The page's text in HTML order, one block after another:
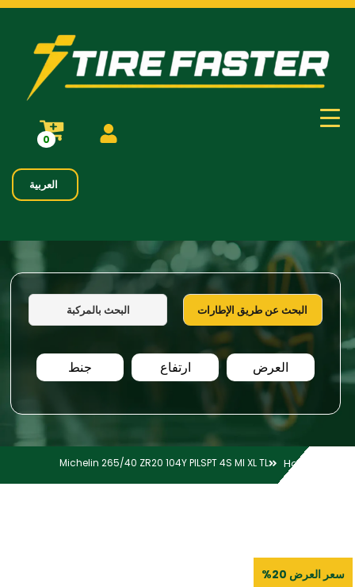
0
العربية
البحث عن طريق الإطارات البحث بالمركبة
العرض ارتفاع جنط
Home
Michelin 265/40 ZR20 104Y PILSPT 4S MI XL TL
سعر العرض 20%